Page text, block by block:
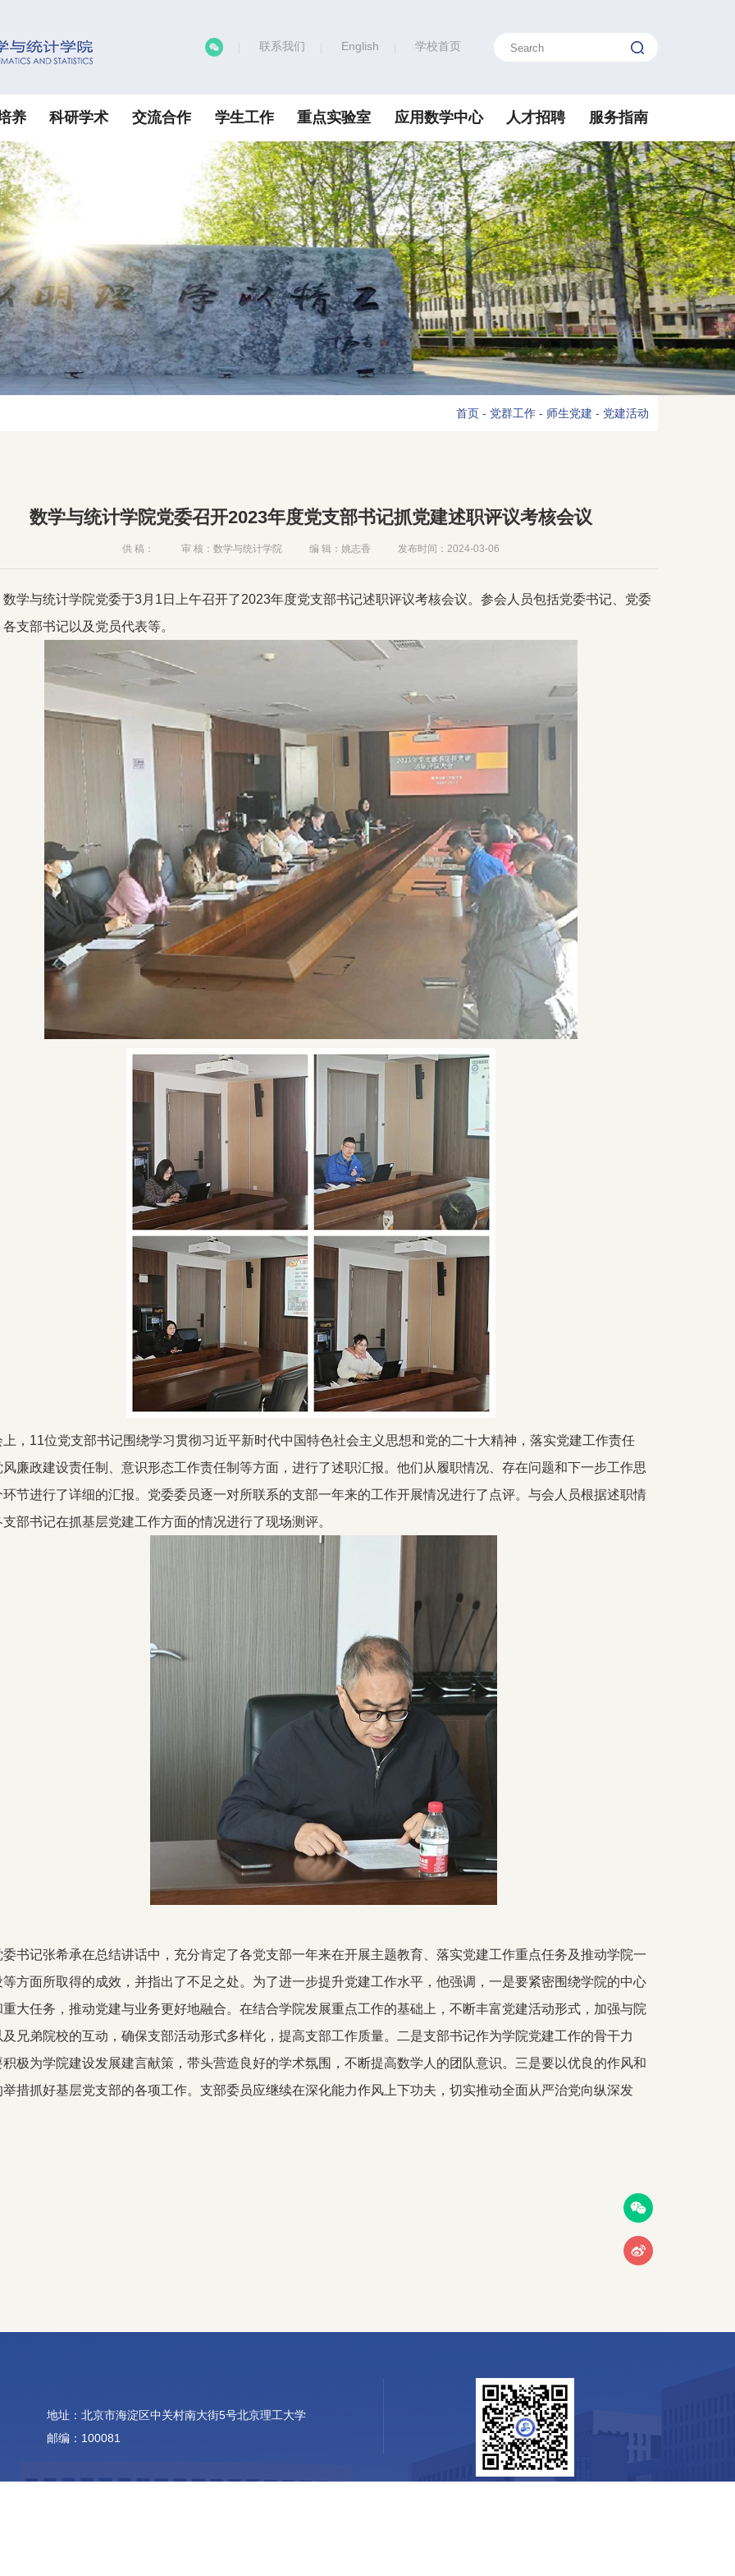
联系我们 English 学校首页
养 科研学术 交流合作 学生工作 重点实验室 应用数学中心 人才招聘 服务指南
首页- 党群工作- 师生党建 - 党建活动
数学与统计学院党委召开2023年度党支部书记抓党建述职评议考核会议
供 稿： 审 核：数学与统计学院 编 辑：姚志香 发布时间：2024-03-06
数学与统计学院党委于3月1日上午召开了2023年度党支部书记述职评议考核会议。参会人员包括党委书记、党委
支部书记以及党员代表等。
上，11位党支部书记围绕学习贯彻习近平新时代中国特色社会主义思想和党的二十大精神，落实党建工作责任
风廉政建设责任制、意识形态工作责任制等方面，进行了述职汇报。他们从履职情况、存在问题和下一步工作思
环节进行了详细的汇报。党委委员逐一对所联系的支部一年来的工作开展情况进行了点评。与会人员根据述职情
部书记在抓基层党建工作方面的情况进行了现场测评。
委书记张希承在总结讲话中，充分肯定了各党支部一年来在开展主题教育、落实党建工作重点任务及推动学院一
等方面所取得的成效，并指出了不足之处。为了进一步提升党建工作水平，他强调，一是要紧密围绕学院的中心
重大任务，推动党建与业务更好地融合。在结合学院发展重点工作的基础上，不断丰富党建活动形式，加强与院
及兄弟院校的互动，确保支部活动形式多样化，提高支部工作质量。二是支部书记作为学院党建工作的骨干力
积极为学院建设发展建言献策，带头营造良好的学术氛围，不断提高数学人的团队意识。三是要以优良的作风和
举措抓好基层党支部的各项工作。支部委员应继续在深化能力作风上下功夫，切实推动全面从严治党向纵深发
地址：北京市海淀区中关村南大街5号北京理工大学
邮编：100081